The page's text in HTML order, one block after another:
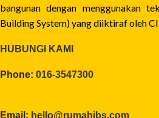
bangunan dengan menggunakan
Building System) yang diiktiraf oleh
HUBUNGI KAMI
Phone: 016-3547300
Email: hello@rumahibs.com